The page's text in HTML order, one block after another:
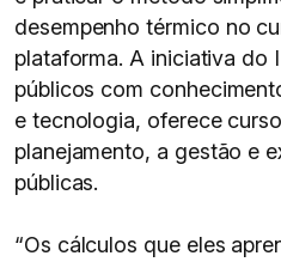
desempenho térmico no
plataforma. A iniciativa do
públicos com
e tecnologia, oferece
planejamento, a gestão e
públicas.
“Os cálculos que eles